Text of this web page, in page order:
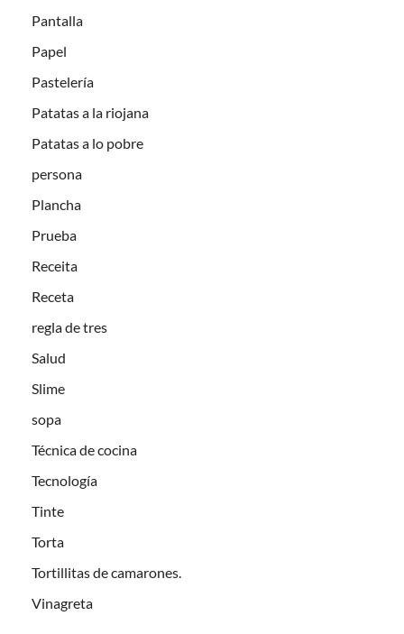
Pantalla
Papel
Pastelería
Patatas a la riojana
Patatas a lo pobre
persona
Plancha
Prueba
Receita
Receta
regla de tres
Salud
Slime
sopa
Técnica de cocina
Tecnología
Tinte
Torta
Tortillitas de camarones.
Vinagreta